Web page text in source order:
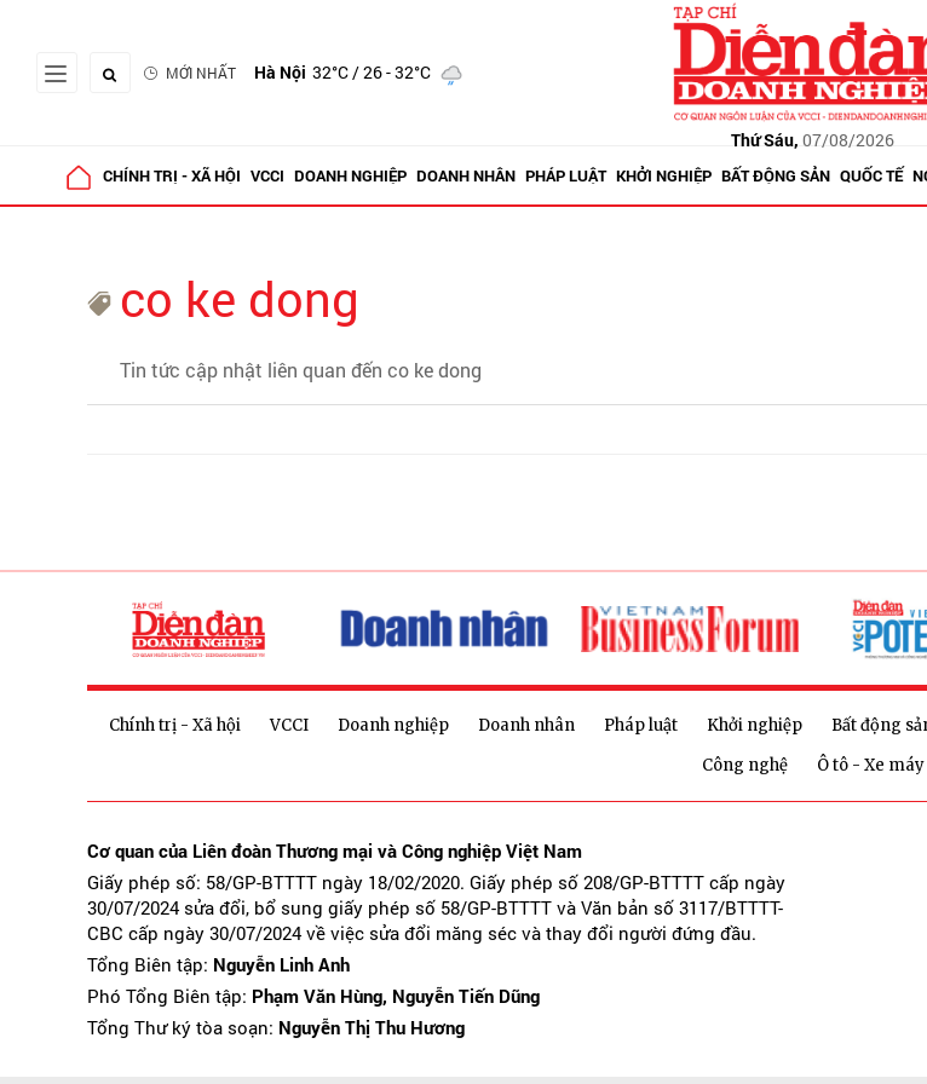
MỚI NHẤT Hà Nội 32°C/ 26 - 32°C
Thứ Sáu, 07/08/2026
CHÍNH TRỊ - XÃ HỘI VCCI DOANH NGHIỆP DOANH NHÂN PHÁP LUẬT KHỞI NGHIỆP BẤT ĐỘNG SẢN QUỐC TẾ
co ke dong
Tin tức cập nhật liên quan đến co ke dong
Chính trị - Xã hội VCCI Doanh nghiệp Doanh nhân Pháp luật Khởi nghiệp Bất động
Công nghệ
Ô tô - Xe máy
Cơ quan của Liên đoàn Thương mại và Công nghiệp Việt Nam
Giấy phép số: 58/GP-BTTTT ngày 18/02/2020. Giấy phép số 208/GP-BTTTT cấp ngày
30/07/2024 sửa đổi, bổ sung giấy phép số 58/GP-BTTTT và Văn bản số 3117/BTTTT-
CBC cấp ngày 30/07/2024 về việc sửa đổi măng séc và thay đổi người đứng đầu.
Tổng Biên tập: Nguyễn Linh Anh
Phó Tổng Biên tập: Phạm Văn Hùng, Nguyễn Tiến Dũng
Tổng Thư ký tòa soạn: Nguyễn Thị Thu Hương